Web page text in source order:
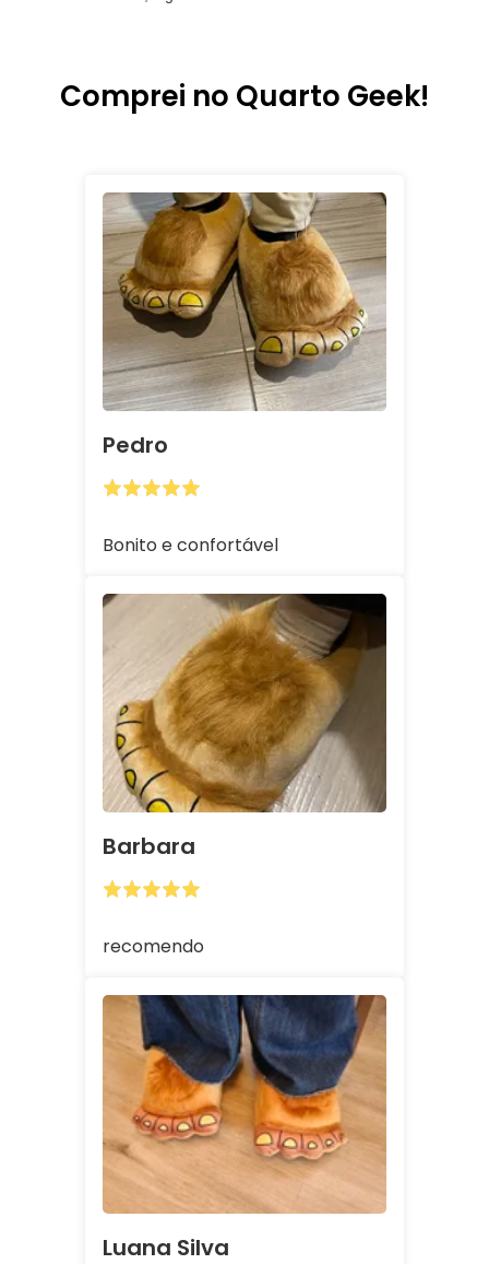
Comprei no Quarto Geek!
Pedro
Bonito e confortável
Barbara
recomendo
Luana Silva